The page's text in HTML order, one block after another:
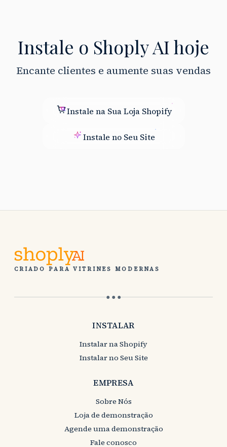
Instale o Shoply AI hoje
Encante clientes e aumente suas vendas
Instale na Sua Loja Shopify
Instale no Seu Site
CRIADO PARA VITRINES MODERNAS
● ● ●
INSTALAR
Instalar na Shopify
Instalar no Seu Site
EMPRESA
Sobre Nós
Loja de demonstração
Agende uma demonstração
Fale conosco